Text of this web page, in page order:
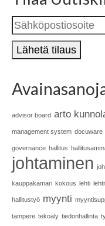
advisor board arto
management system docuware
governance hallitus
johtaminen
kauppakamari kokous lehti
hallitustyö myynti
tampere tekoäly tiedonhallinta